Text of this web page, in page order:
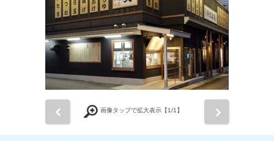
画像タップで拡大表示【1/1】